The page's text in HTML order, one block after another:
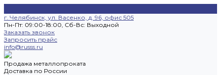
г. Челябинск, ул. Васенко, д. 96, офис 505
Пн-Пт: 09:00-18:00, Cб-Вс: Выходной
Заказать звонок
Запросить прайс
info@russs.ru
Продажа металлопроката
Доставка по России